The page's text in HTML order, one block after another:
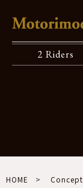
2 Riders
HOME Concept